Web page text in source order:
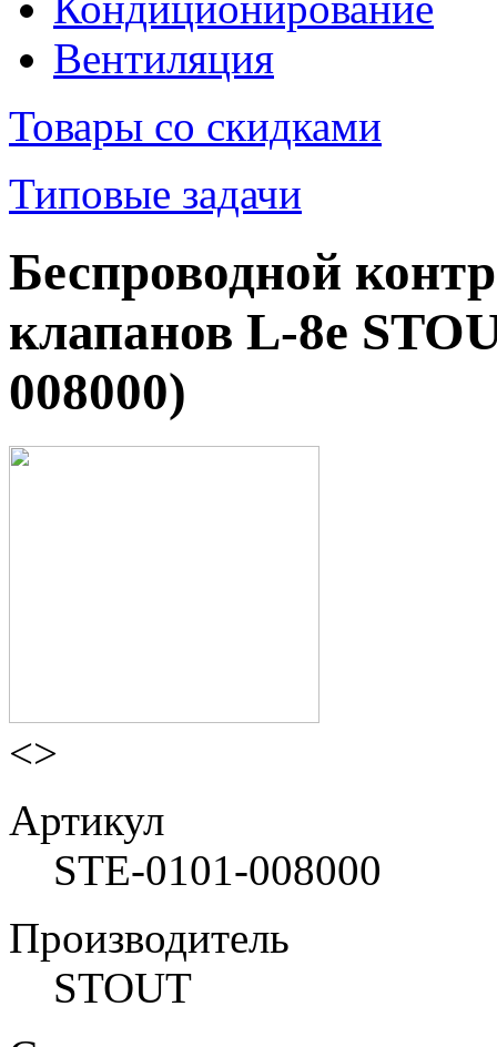
Вентиляция
Товары со скидками
Типовые задачи
Беспроводной
клапанов L-8e
008000)
<>
Артикул
STE-0101-008000
Производитель
STOUT